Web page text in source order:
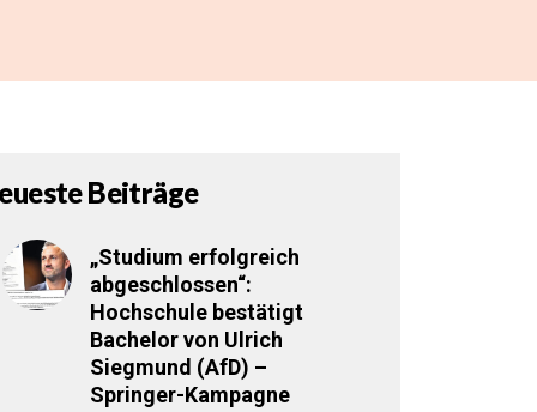
Beiträge
„Studium erfolgreich
abgeschlossen“:
Hochschule bestätigt
Bachelor von Ulrich
Siegmund (AfD) –
Springer-Kampagne